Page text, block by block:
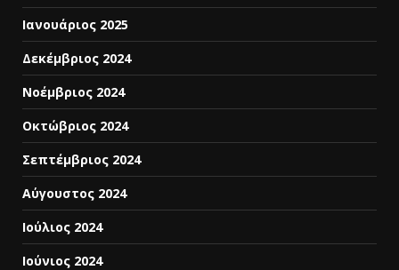
Ιανουάριος 2025
Δεκέμβριος 2024
Νοέμβριος 2024
Οκτώβριος 2024
Σεπτέμβριος 2024
Αύγουστος 2024
Ιούλιος 2024
Ιούνιος 2024